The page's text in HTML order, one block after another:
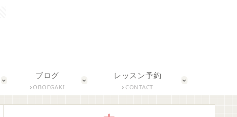
ブログ
OBOEGAKI
レッスン予約
CONTACT